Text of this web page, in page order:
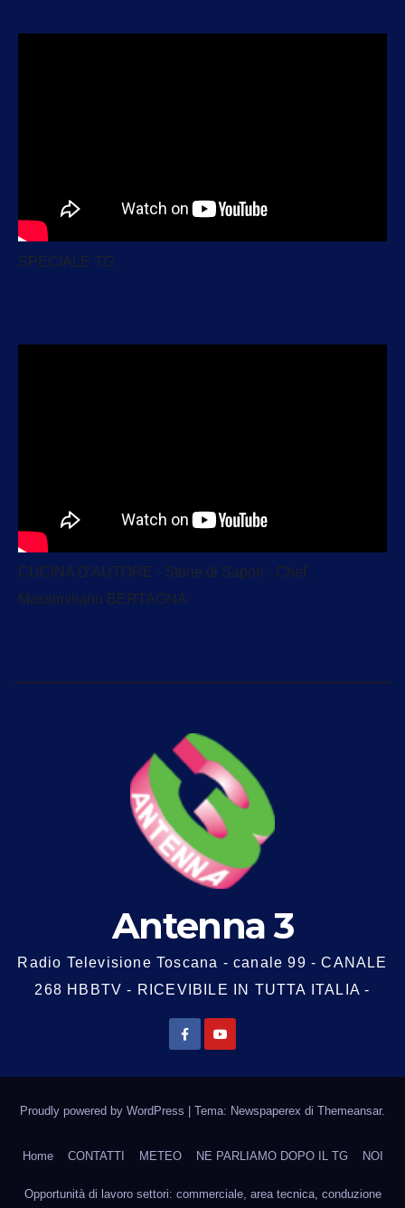
SPECIALE TG
CUCINA D'AUTORE - Storie di Sapori - Chef
Massimiliano BERTAGNA
Antenna 3
Radio Televisione Toscana - canale 99 - CANALE
268 HBBTV - RICEVIBILE IN TUTTA ITALIA -
Proudly powered by WordPress | Tema: Newspaperex di Themeansar.
Home CONTATTI METEO NE PARLIAMO DOPO IL TG NOI
Opportunità di lavoro settori: commerciale, area tecnica, conduzione